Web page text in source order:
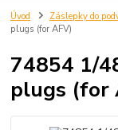
Úvod Záslepky do
plugs (for AFV)
74854 1/
plugs (for